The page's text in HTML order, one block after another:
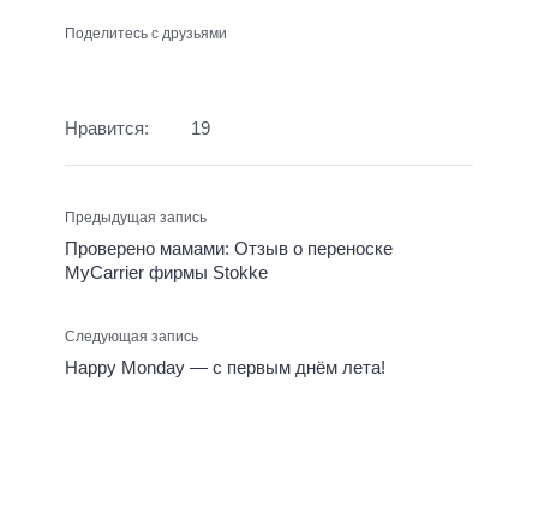
Поделитесь с друзьями
Нравится: 19
Предыдущая запись
Проверено мамами: Отзыв о переноске
MyCarrier фирмы Stokke
Следующая запись
Happy Monday — с первым днём лета!